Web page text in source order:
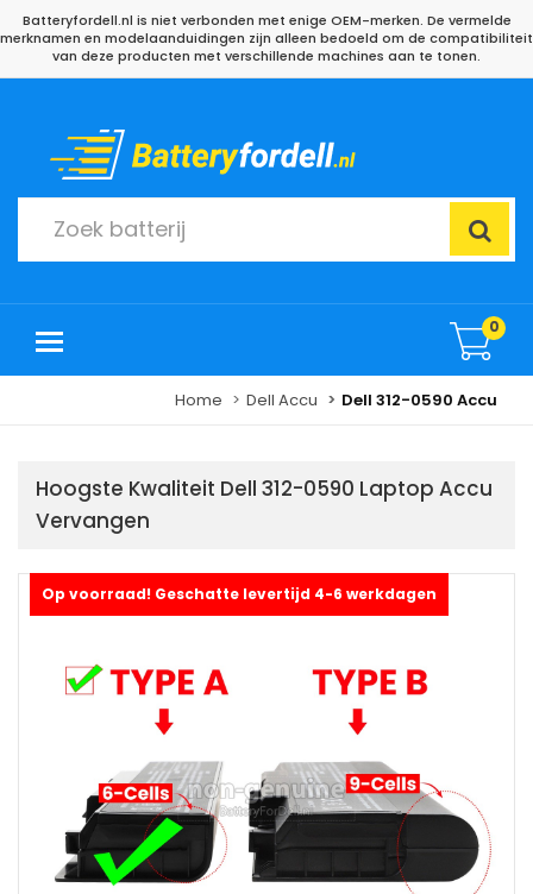
Batteryfordell.nl is niet verbonden met enige OEM-merken. De vermelde
merknamen en modelaanduidingen zijn alleen bedoeld om de compatibiliteit
van deze producten met verschillende machines aan te tonen.
0
Home Dell Accu Dell 312-0590 Accu
Hoogste Kwaliteit Dell 312-0590 Laptop Accu
Vervangen
Op voorraad! Geschatte levertijd 4-6 werkdagen